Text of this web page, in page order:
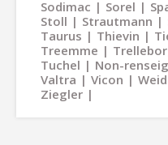
Sodimac
Sorel
Stoll
Strautmann
Taurus
Thievin
Treemme
Tuchel
Non-
Valtra
Vicon
Ziegler